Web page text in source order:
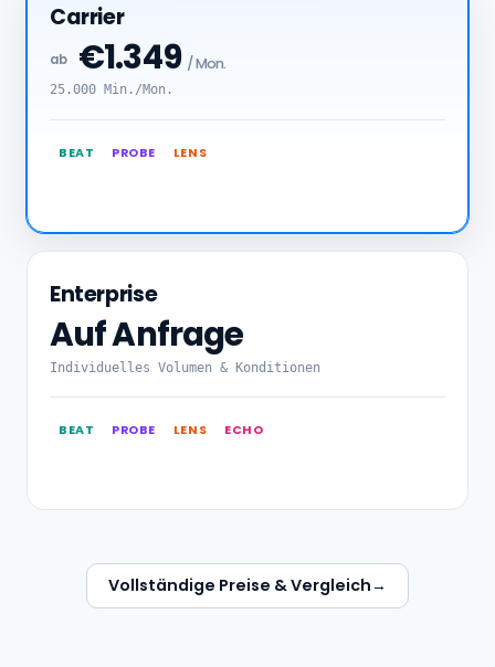
Carrier
ab €1.349 / Mon.
25.000 Min./Mon.
BEAT PROBE LENS
Enterprise
Auf Anfrage
Individuelles Volumen & Konditionen
BEAT PROBE LENS ECHO
Vollständige Preise & Vergleich